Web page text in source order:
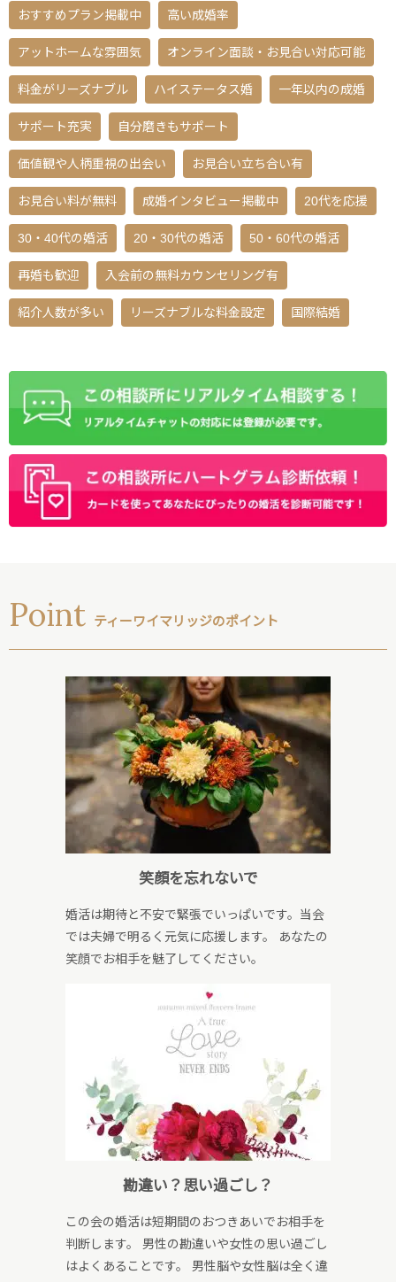
おすすめプラン掲載中 高い成婚率
アットホームな雰囲気 オンライン面談・お見合い対応可能
料金がリーズナブル ハイステータス婚 一年以内の成婚
サポート充実 自分磨きもサポート
価値観や人柄重視の出会い お見合い立ち合い有
お見合い料が無料 成婚インタビュー掲載中 20代を応援
30・40代の婚活 20・30代の婚活 50・60代の婚活
再婚も歓迎 入会前の無料カウンセリング有
紹介人数が多い リーズナブルな料金設定 国際結婚
Point ティーワイマリッジのポイント
笑顔を忘れないで
婚活は期待と不安で緊張でいっぱいです。当会
では夫婦で明るく元気に応援します。 あなたの
笑顔でお相手を魅了してください。
勘違い？思い過ごし？
この会の婚活は短期間のおつきあいでお相手を
判断します。 男性の勘違いや女性の思い過ごし
はよくあることです。 男性脳や女性脳は全く違